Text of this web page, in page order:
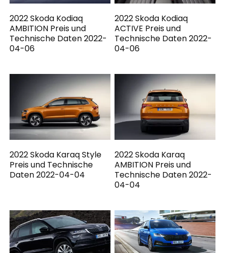
2022 Skoda Kodiaq
AMBITION Preis und
Technische Daten 2022-
04-06
2022 Skoda Kodiaq
ACTIVE Preis und
Technische Daten 2022-
04-06
2022 Skoda Karaq Style
Preis und Technische
Daten 2022-04-04
2022 Skoda Karaq
AMBITION Preis und
Technische Daten 2022-
04-04